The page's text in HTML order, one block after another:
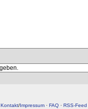
Kontakt/Impressum· FAQ· RSS-Feed